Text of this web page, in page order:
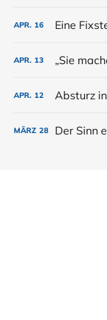
APR. 16
APR. 13
APR. 12
MÄRZ 28